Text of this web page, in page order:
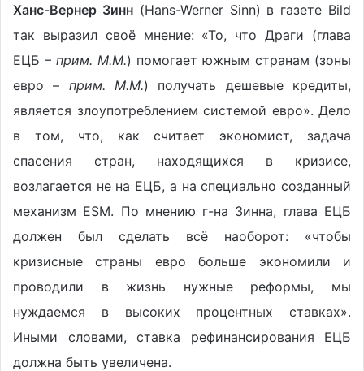
Ханс-Вернер Зинн(Hans-Werner Sinn) в газете Bild
так выразил своё мнение: «То, что Драги (глава
ЕЦБ – прим. М.М.) помогает южным странам (зоны
евро – прим. М.М.) получать дешевые кредиты,
является злоупотреблением системой евро». Дело
в том, что, как считает экономист, задача
спасения стран, находящихся в кризисе,
возлагается не на ЕЦБ, а на специально созданный
механизм ESM. По мнению г-на Зинна, глава ЕЦБ
должен был сделать всё наоборот: «чтобы
кризисные страны евро больше экономили и
проводили в жизнь нужные реформы, мы
нуждаемся в высоких процентных ставках».
Иными словами, ставка рефинансирования ЕЦБ
должна быть увеличена.